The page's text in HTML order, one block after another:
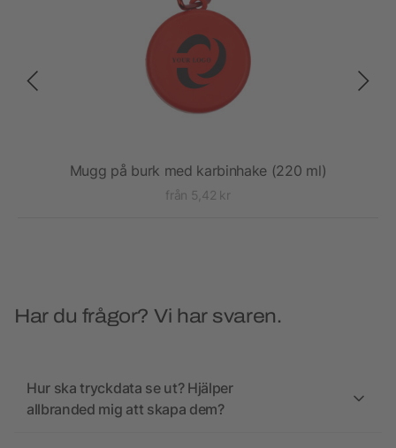
Mugg på burk med karbinhake (220 ml)
från 5,42 kr
Har du frågor? Vi har svaren.
Hur ska tryckdata se ut? Hjälper
allbranded mig att skapa dem?